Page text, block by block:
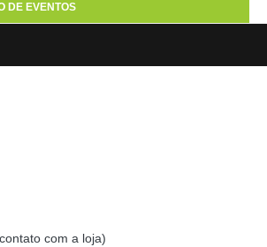
DE EVENTOS
com a loja)